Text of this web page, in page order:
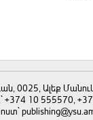
0025, Ալեք
+374 10 555570,